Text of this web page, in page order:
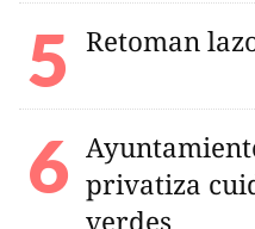
Retoman
privatiza
verdes